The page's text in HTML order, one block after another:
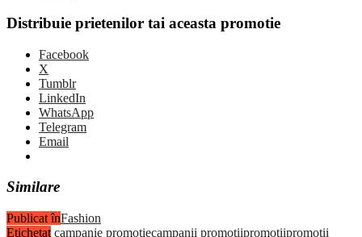
Distribuie prietenilor tai aceasta promotie
Facebook
X
Tumblr
LinkedIn
WhatsApp
Telegram
Email
Similare
Publicat înFashion
Etichetat campanie promotiecampanii promotiipromotiipromotii